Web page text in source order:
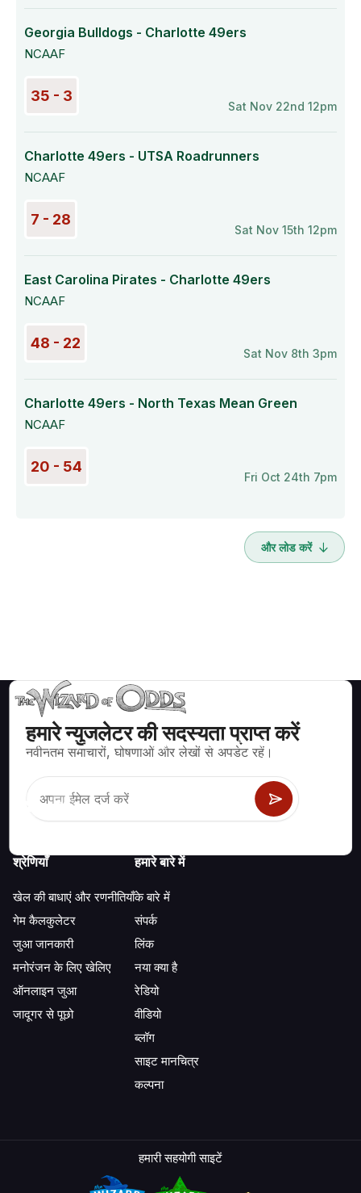
Georgia Bulldogs - Charlotte 49ers
NCAAF
35 - 3
Sat Nov 22nd 12pm
Charlotte 49ers - UTSA Roadrunners
NCAAF
7 - 28
Sat Nov 15th 12pm
East Carolina Pirates - Charlotte 49ers
NCAAF
48 - 22
Sat Nov 8th 3pm
Charlotte 49ers - North Texas Mean Green
NCAAF
20 - 54
Fri Oct 24th 7pm
और लोड करें
हमारे न्युजलेटर की सदस्यता प्राप्त करें
नवीनतम समाचारों, घोषणाओं और लेखों से अपडेट रहें।
ब्लैकजैक, क्रेप्स, रूलेट और अन्य सैकड़ों कैसीनो खेलों के लिए गणितीय रूप से सही
श्रेणियाँ
खेल की बाधाएं और रणनीतियाँ
गेम कैलकुलेटर
जुआ जानकारी
मनोरंजन के लिए खेलिए
ऑनलाइन जुआ
जादूगर से पूछो
हमारे बारे में
के बारे में
संपर्क
लिंक
नया क्या है
रेडियो
वीडियो
ब्लॉग
साइट मानचित्र
कल्पना
हमारी सहयोगी साइटें